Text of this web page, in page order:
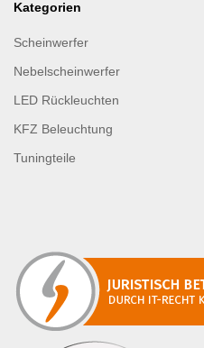
Kategorien
Scheinwerfer
Nebelscheinwerfer
LED Rückleuchten
KFZ Beleuchtung
Tuningteile